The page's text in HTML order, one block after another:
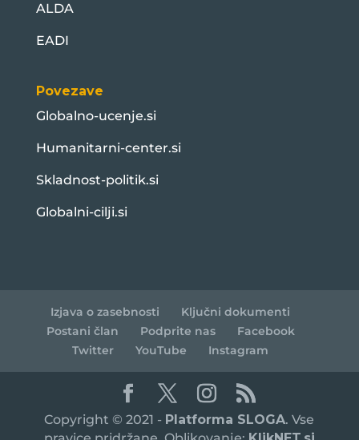
ALDA
EADI
Povezave
Globalno-ucenje.si
Humanitarni-center.si
Skladnost-politik.si
Globalni-cilji.si
Izjava o zasebnosti
Ključni dokumenti
Postani član
Podprite nas
Facebook
Twitter
YouTube Instagram
Copyright © 2021 - Platforma SLOGA. Vse